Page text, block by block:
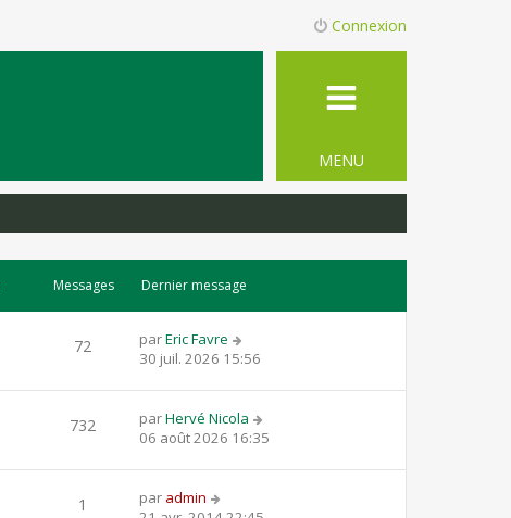
Connexion
MENU
Messages Dernier message
72 parEric Favre
30 juil. 2026 15:56
732 parHervé Nicola
06 août 2026 16:35
1 par admin